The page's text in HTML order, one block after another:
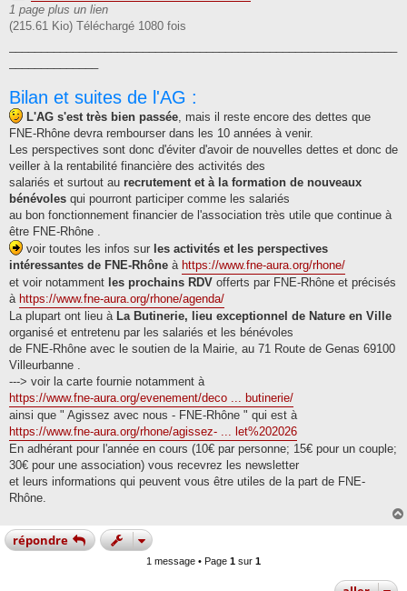
1 page plus un lien
(215.61 Kio) Téléchargé 1080 fois
Bilan et suites de l'AG :
L'AG s'est très bien passée, mais il reste encore des dettes que
FNE-Rhône devra rembourser dans les 10 années à venir.
Les perspectives sont donc d'éviter d'avoir de nouvelles dettes et donc de
veiller à la rentabilité financière des activités des
salariés et surtout au recrutement et à la formation de nouveaux
bénévoles qui pourront participer comme les salariés
au bon fonctionnement financier de l'association très utile que continue à
être FNE-Rhône .
voir toutes les infos sur les activités et les perspectives
intéressantes de FNE-Rhône à https://www.fne-aura.org/rhone/
et voir notamment les prochains RDV offerts par FNE-Rhône et précisés
à https://www.fne-aura.org/rhone/agenda/
La plupart ont lieu à La Butinerie, lieu exceptionnel de Nature en Ville
organisé et entretenu par les salariés et les bénévoles
de FNE-Rhône avec le soutien de la Mairie, au 71 Route de Genas 69100
Villeurbanne .
---> voir la carte fournie notamment à
https://www.fne-aura.org/evenement/deco ... butinerie/
ainsi que " Agissez avec nous - FNE-Rhône " qui est à
https://www.fne-aura.org/rhone/agissez- ... let%202026
En adhérant pour l'année en cours (10€ par personne; 15€ pour un couple;
30€ pour une association) vous recevrez les newsletter
et leurs informations qui peuvent vous être utiles de la part de FNE-
Rhône.
répondre
1 message • Page 1 sur 1